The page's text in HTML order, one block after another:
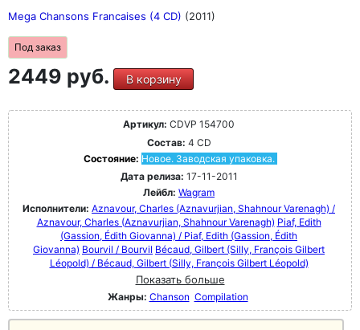
Mega Chansons Francaises (4 CD) (2011)
Под заказ
2449 руб. В корзину
Артикул: CDVP 154700
Состав: 4 CD
Состояние: Новое. Заводская упаковка.
Дата релиза: 17-11-2011
Лейбл: Wagram
Исполнители: Aznavour, Charles (Aznavurjian, Shahnour Varenagh) /
Aznavour, Charles (Aznavurjian, Shahnour Varenagh) Piaf, Edith
(Gassion, Édith Giovanna) / Piaf, Edith (Gassion, Édith
Giovanna) Bourvil / Bourvil Bécaud, Gilbert (Silly, François Gilbert
Léopold) / Bécaud, Gilbert (Silly, François Gilbert Léopold)
Показать больше
Жанры: Chanson Compilation